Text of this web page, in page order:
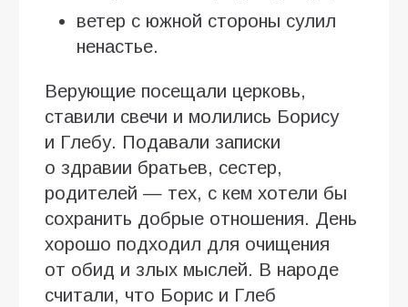
ветер с южной стороны сулил
ненастье.
Верующие посещали церковь,
ставили свечи и молились Борису
и Глебу. Подавали записки
о здравии братьев, сестер,
родителей — тех, с кем хотели бы
сохранить добрые отношения. День
хорошо подходил для очищения
от обид и злых мыслей. В народе
считали, что Борис и Глеб